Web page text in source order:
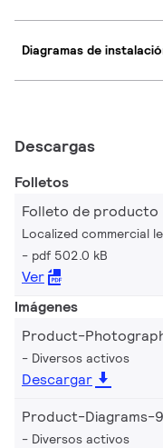
Diagramas de
Descargas
Folletos
Folleto de producto
Localized commercial
pdf 502.0 kB
Ver
Imágenes
Product-
Diversos activos
Descargar
Product-Diagrams-
Diversos activos